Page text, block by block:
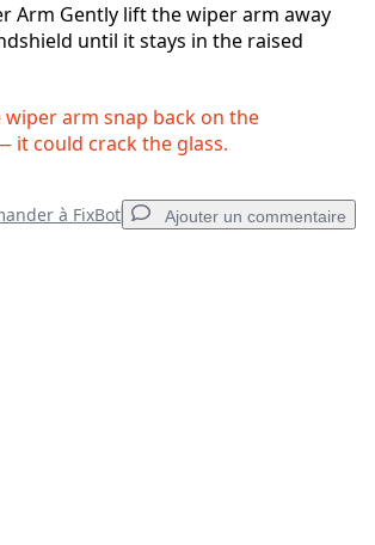
Arm Gently lift the wiper arm away
until it stays in the raised
wiper arm snap back on the
it could crack the glass.
à FixBot Ajouter un commentaire